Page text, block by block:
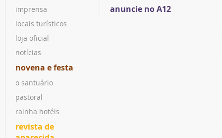
imprensa
locais turísticos
loja oficial
notícias
novena e festa
o santuário
pastoral
rainha hotéis
revista de
anuncie no A12